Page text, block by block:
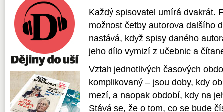
Každý spisovatel umírá dvakrát.
možnost četby autorova dalšího
nastává, když spisy daného
jeho dílo vymizí z učebnic a
Vztah jednotlivých časových období k autorům je nadmíru komplikovaný – jsou doby, kdy oblíbenost spisovatele nezná mezí, a naopak období, kdy na jeho jméno pomalu sedá prach. Stává se, že o tom, co se bude číst, rozhodne diktát doby, a pak daný literát čeká v knihovnách, kdy bude vytažen z temných polic zašlého času. Obdobně záslužnou či naopak nezáslužnou pozici má učitel základní i střední školy. Na jeho přístupu záleží, kdo z veleduchů našeho písemnictví bude představen mládeži. Volbu mu usnadňují čítanky, zdánlivý výbor toho nejlepšího. Někteří spisovatelé v nich dřímou stále, postavení jiných je komplikované. Do druhé skupiny patří autor druhé poloviny 19. století – Julius Zeyer. Julius Zeyer (1841–1901), autor vlasteneckých eposů, dobrodružných příběhů, obnovených obrazů či pohádkového dramatu Radúz a Mahulena, se v čítankách objevil již krátce po své smrti. Bylo to ještě v učebnicích rakousko-uherského mocnářství, kdy se na žáky z předsádky knihy dobrotivě usmíval císař František Josef I. V čítankách byl Zeyer zastoupen hojně, ačkoli z jeho díla autoři vybírali stále stejné úryvky. V měšťanských a občanských školách se používala řada osvědčených edic. S jednou z prvních ukázek ze Zeyerova díla se žáci mohli setkat již v roce 1909, kdy v čítance pro měšťanské školy Václava Petrů a Josefa Drbohlava lze číst úryvek z Vyšehradu. Stejní autoři vydali obsáhlejší čítanku v roce 1913 a ani zde nebyl Zeyer opomenut. Z jeho díla mohli žáci poznat báseň Borovice (Poesie, 1884) a část eposu Čechův příchod s vybranou vlasteneckou pasáží. Podobnou řadu čítanek vytvářel pro měšťanské školy Jan Jursa. Ani v jeho učebnicích nechybí báseň Borovice a úryvek z české mytologické skladby Vyšehrad. Zeyer je zde představen jako básník, jeho prózy i dramata jsou opomenuty. Jursa v témže roce vydává další učebnici. V ní opět předkládá dětskému čtenáři Zeyerovu oslavu českého národa – Čechův příchod. Jako ukázka je zde uvedena a úplně vytržena z kontextu nacionalistická část eposu s protiněmeckými verši. Učebnice ovšem vyšla vpředvečer první světové války, kdy Evropou obcházel stín vzrůstajícího nacionalismu a kdy se i malé národy hlásily o svá práva. Autor čítanky se snaží dětem vštípit hrdé pročeské smýšlení, když vybírá tato slova: Ach, zuřiví Němci, můj spálili domov! / Můj otec, můj bratr, ti zhynuli tenkrát / A dnes ještě pláču nad jejich smrtí. / Buď prokleta ruka, jež život jim vzala! Reálné školy, gymnázia a ostatní střední školy se mohly se Zeyerem seznámit podrobněji. Rakouská čítanka pro sedmou třídu reálky začíná lumírovci, Zeyerovo dílo je prezentováno řadou ukázek. Nejdříve můžeme opět číst úryvek z díla Čechův příchod, a sice úvod této epické básně: Ó země ty česká, / ó země ty svatá veliké slávy / a potupy ještě větší a hanby, / ty mohylou jsi, však zároveň chrámem, / v němž slavíme veliké z mrtvých teď vstání. Poté nechybí další ukázky pod názvy Z Nových básní – Petr a Kristus, Z Letopisů lásky – Věnování (Gabriel de Espinosa) a Pouť dokonána, zařazena byla i titulní próza ze sbírky Amparo a jiné povídky. K čítance je připojena tzv. Rukověť, s údaji o životě a tvorbě daných autorů. Zeyer je zpracován s mravenčí pílí, nejsou opomenuta žádná jeho díla, postihnuty jsou fáze jeho tvorby – tedy i směřování k dekadenci a novokřesťanství. V čítance pro obchodní akademie si mohli chlapci přečíst báseň Koroptev (Poesie, 1884). Zda je zaujala, dnes soudit nemůžeme, překvapila však muže, který o ní napsal do Besed Času: Koroptev je z našich ptáků nejznámější a nejrozšířenější, volná sestra našich slepic domácích. Ale přepodivnou báseň o ní složil Julius Zeyer. Čtou ji hoši v čítance obchodní akademie. Následuje otištěná báseň: Nesly se v hejně koroptve / k břízám na slunné mýto, / kde babího léta od větve / ku větvi třpytí se síto. // Seděly tiše ve trávě, / bylo tam tulno a milo, / vítr zaléhal v dálavě, / o míru božím vše snilo. // Tu zavyli psi divoce, / a rány duní vzduchem, / vylétlo hejno vysoce, / plašeno vražedným ruchem. // A do modra rány za nimi, / do zlata slunného vzduchu, / ty hučí hlasy hromnými / jim slovo „smrt“ do sluchu! // A jedna z těch ran zasáhla / ubohou koroptev v letu, / marně svá křídla napřáhla, / zápasíc v střemhlavém sletu. // Ty ostatní strachem šíleny / řítí se k dálnému chlumci, / neslyší sestry své kvílení, / spaseny jásají k slunci. // A raněna spadla k zemi v mech, / z těla krev teplá jí řine, / a štěkot se blíží, psů horký dech, / a děsná smrt již kyne… // Juž tone v smrti mrákavě, / to ale bolí ji posud, / že sestry její v dálavě / nermoutí víc její osud; // to děsí ji víc než nicota, /ta temně zející tlama, / že vidí po čas života / jak přec jen byla sama! Situace profesora, který tuto báseň čte se žáky, musí být nepříjemná. Idea básně je přitažena za vlasy, naprosto nevyrostla z děje, neboť ať si představíte kterýkoli děj podobný – jak řezník odvedl z chlíva vola na porážku, jak selka chytne z kuřat nejsilnější pár, aby je zařezala,(…) Jakmile přejde k analyse obsahu (myšleno profesor), musí ztratit hlavu. Tím spíš, má-li ve třídě několik žáků, kteří znají koroptví hon. Verše ‚Nesly se v hejně koroptve, k břízám na slunné mýto,‘ mají dávat představu, že koroptve se vznášejí a poletují a vyhledávají si slunná místa. Představa nesprávná. Koroptve ve dne spí, protože jsou noční ptáci. Tedy nepřeletují, nevznášejí se, leč jsou-li vyplašeny. A ovšem si vyhledávají ve dne stín a chlad. Proto se také v srpnu a září loví v bramborách a řípách, jeteli a luční trávě nebo v hustých podrostech lesních. Jaktěživ žádný lovec nehledal koroptve na slunném mýtě pod břízami. Příšerný nesmysl ve verši: tu zavyli psi divoce. Lovecký pes, když zvěř větří, jde po stopě tichounce jako po hedvábí,